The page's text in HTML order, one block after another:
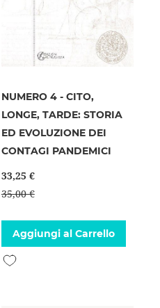
NUMERO 4 - CITO,
LONGE, TARDE: STORIA
ED EVOLUZIONE DEI
CONTAGI PANDEMICI
33,25 €
35,00 €
Aggiungi al Carrello
Aggiungi alla lista desideri